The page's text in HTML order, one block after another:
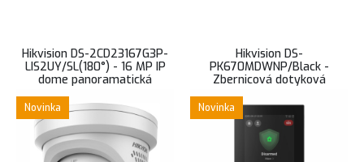
Hikvision DS-2CD23167G3P-
LIS2UY/SL(180°) - 16 MP IP
dome panoramatická
kamera, AcuSense, ColorVu s
hybridným prísvitom
Novinka
Hikvision DS-
PK670MDWNP/Black -
Zbernicová dotyková
klávesnica AX HYBRID Pro,
Čítačka kariet, čierna
Novinka